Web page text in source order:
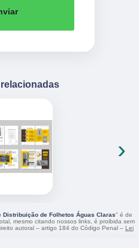
›
Distribuição de Folhetos Águas Claras" é de
mesmo citando nossos links, é proibida sem
autoral – artigo 184 do Código Penal – Lei